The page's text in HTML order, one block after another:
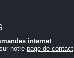
internet
notre page de contact